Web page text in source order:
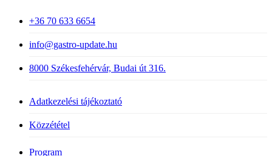
+36 70 633 6654
info@gastro-update.hu
8000 Székesfehérvár, Budai út 316.
Adatkezelési tájékoztató
Közzététel
Close Program